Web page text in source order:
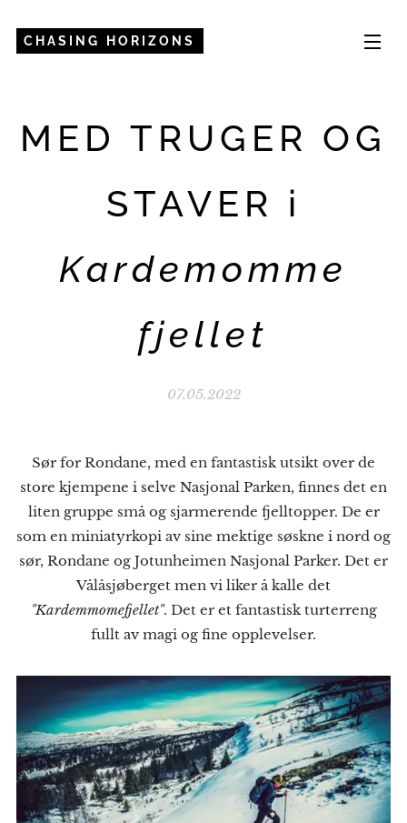
CHASING HORIZONS
MED TRUGER OG
STAVER i
Kardemomme
fjellet
07.05.2022
Sør for Rondane, med en fantastisk utsikt over de
store kjempene i selve Nasjonal Parken, finnes det en
liten gruppe små og sjarmerende fjelltopper. De er
som en miniatyrkopi av sine mektige søskne i nord og
sør, Rondane og Jotunheimen Nasjonal Parker. Det er
Vålåsjøberget men vi liker å kalle det
"Kardemmomefjellet". Det er et fantastisk turterreng
fullt av magi og fine opplevelser.